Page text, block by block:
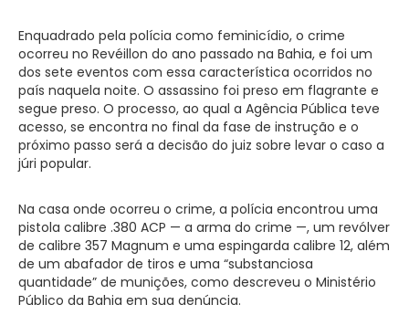
Enquadrado pela polícia como feminicídio, o crime
ocorreu no Revéillon do ano passado na Bahia, e foi um
dos sete eventos com essa característica ocorridos no
país naquela noite. O assassino foi preso em flagrante e
segue preso. O processo, ao qual a Agência Pública teve
acesso, se encontra no final da fase de instrução e o
próximo passo será a decisão do juiz sobre levar o caso a
júri popular.
Na casa onde ocorreu o crime, a polícia encontrou uma
pistola calibre .380 ACP — a arma do crime —, um revólver
de calibre 357 Magnum e uma espingarda calibre 12, além
de um abafador de tiros e uma “substanciosa
quantidade” de munições, como descreveu o Ministério
Público da Bahia em sua denúncia.